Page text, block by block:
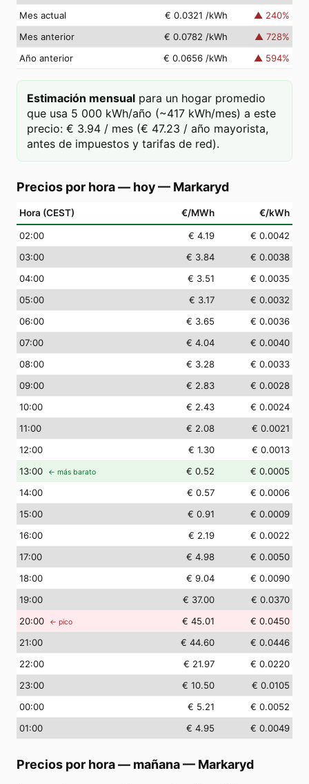
Mes actual
€ 0.0321 /kWh ▲ 240%
Mes anterior
€ 0.0782 /kWh ▲ 728%
Año anterior
€ 0.0656 /kWh ▲ 594%
Estimación mensual para un hogar promedio
que usa 5 000 kWh/año (~417 kWh/mes) a este
precio: € 3.94 / mes (€ 47.23 / año mayorista,
antes de impuestos y tarifas de red).
Precios por hora — hoy— Markaryd
Hora (CEST) €/MWh €/kWh
02:00 € 4.19
€ 0.0042
03:00 € 3.84
€ 0.0038
04:00 € 3.51
€ 0.0035
05:00 € 3.17
€ 0.0032
06:00 € 3.65
€ 0.0036
07:00 € 4.04
€ 0.0040
08:00 € 3.28
€ 0.0033
09:00 € 2.83
€ 0.0028
10:00 € 2.43
€ 0.0024
11:00 € 2.08
€ 0.0021
12:00 € 1.30
€ 0.0013
13:00 ← más barato € 0.52
€ 0.0005
14:00 € 0.57
€ 0.0006
15:00 € 0.91
€ 0.0009
16:00 € 2.19
€ 0.0022
17:00 € 4.98
€ 0.0050
18:00 € 9.04
€ 0.0090
19:00 € 37.00
€ 0.0370
20:00 ← pico € 45.01
€ 0.0450
21:00 € 44.60
€ 0.0446
22:00 € 21.97
€ 0.0220
23:00 € 10.50
€ 0.0105
00:00 € 5.21
€ 0.0052
01:00 € 4.95 € 0.0049
Precios por hora — mañana— Markaryd